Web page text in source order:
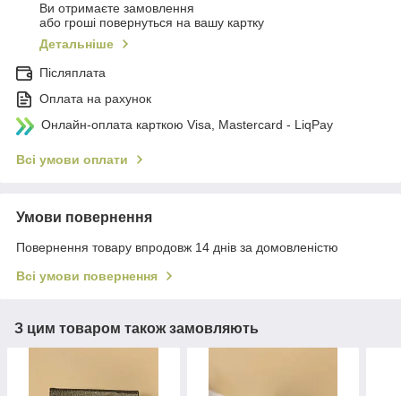
Ви отримаєте замовлення
або гроші повернуться на вашу картку
Детальніше
Післяплата
Оплата на рахунок
Онлайн-оплата карткою Visa, Mastercard - LiqPay
Всі умови оплати
Умови повернення
Повернення товару впродовж 14 днів за домовленістю
Всі умови повернення
З цим товаром також замовляють